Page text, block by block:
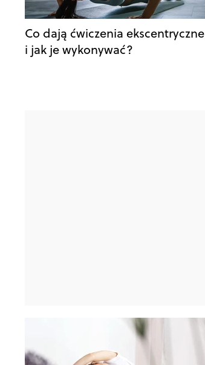
Co dają ćwiczenia ekscentryczne
i jak je wykonywać?